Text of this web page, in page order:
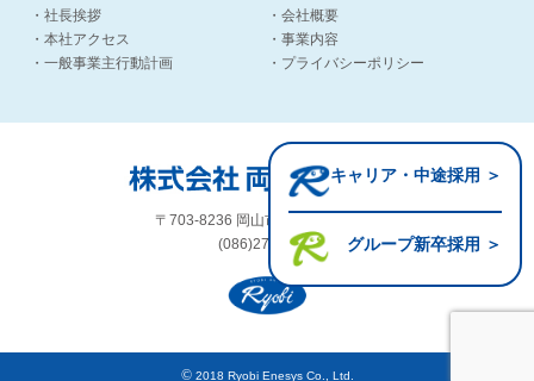
キャリア・中途採用 ＞
グループ新卒採用 ＞
・社長挨拶
・会社概要
・本社アクセス
・事業内容
・一般事業主行動計画
・プライバシーポリシー
〒703-8236 岡山市中区国富1-2-13
(086)272-2195
©2018 Ryobi Enesys Co., Ltd.